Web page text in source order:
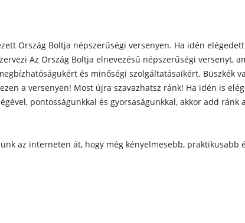
Ország Boltja népszerűségi versenyen. Ha idén
Az Ország Boltja elnevezésű népszerűségi versenyt,
és minőségi szolgáltatásaikért. Büszkék
a versenyen! Most újra szavazhatsz ránk! Ha idén is
pontosságunkkal és gyorsaságunkkal, akkor add ránk
az interneten át, hogy még kényelmesebb, praktikusabb